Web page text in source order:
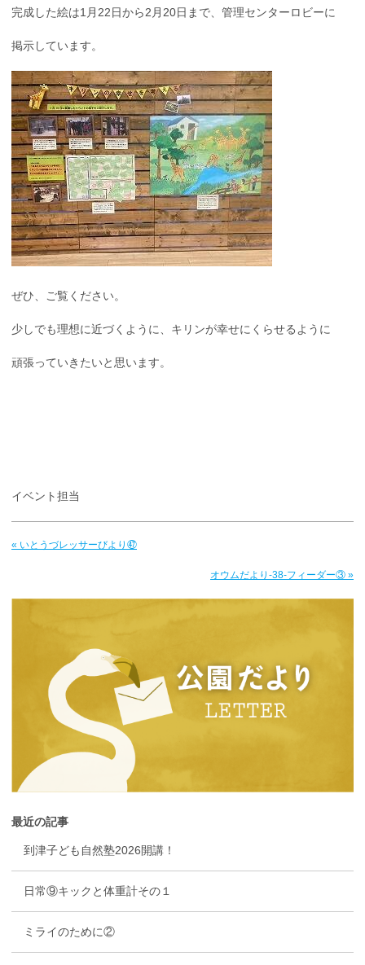
完成した絵は1月22日から2月20日まで、管理センターロビーに
掲示しています。
ぜひ、ご覧ください。
少しでも理想に近づくように、キリンが幸せにくらせるように
頑張っていきたいと思います。
イベント担当
« いとうづレッサーびより㊼
オウムだより-38-フィーダー③ »
最近の記事
到津子ども自然塾2026開講！
日常⑨キックと体重計その１
ミライのために②